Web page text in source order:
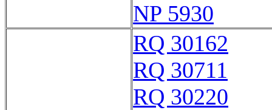
NP 5930
RQ 30162
RQ 30711
RQ 30220